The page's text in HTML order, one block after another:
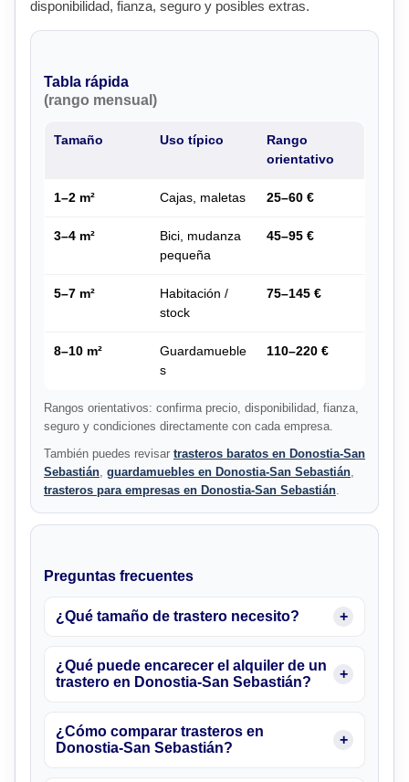
disponibilidad, fianza, seguro y posibles extras.
Tabla rápida
(rango mensual)
Tamaño Uso típico
Rango
orientativo
1–2 m² Cajas, maletas 25–60 €
3–4 m²
Bici, mudanza
pequeña
45–95 €
5–7 m²
Habitación /
stock
75–145 €
8–10 m²
Guardamueble
s
110–220 €
Rangos orientativos: confirma precio, disponibilidad, fianza,
seguro y condiciones directamente con cada empresa.
También puedes revisar trasteros baratos en Donostia-San
Sebastián guardamuebles en Donostia-San Sebastián
trasteros para empresas en Donostia-San Sebastián
Preguntas frecuentes
¿Qué tamaño de trastero necesito?
¿Qué puede encarecer el alquiler de un
trastero en Donostia-San Sebastián?
¿Cómo comparar trasteros en
Donostia-San Sebastián?